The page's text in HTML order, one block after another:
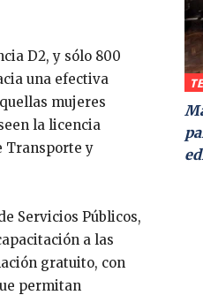
D2, y sólo 800
una efectiva
mujeres
la licencia
Transporte y
Servicios Públicos,
a las
gratuito, con
permitan